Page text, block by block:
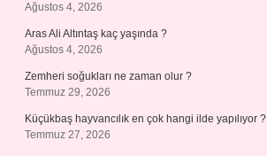
Ağustos 4, 2026
Aras Ali Altıntaş kaç yaşında ?
Ağustos 4, 2026
Zemheri soğukları ne zaman olur ?
Temmuz 29, 2026
Küçükbaş hayvancılık en çok hangi ilde yapılıyor ?
Temmuz 27, 2026